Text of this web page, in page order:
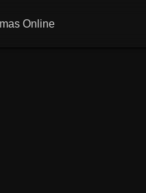
Online